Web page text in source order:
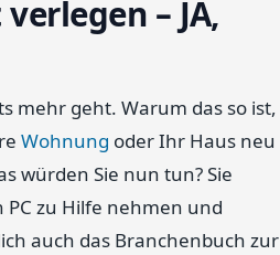
– JA,
mehr geht. Warum das so ist,
Wohnung oder Ihr Haus neu
würden Sie nun tun? Sie
zu Hilfe nehmen und
auch das Branchenbuch zur